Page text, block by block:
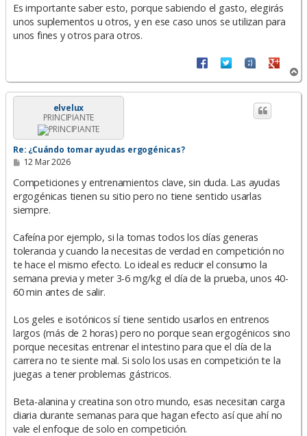
Es importante saber esto, porque sabiendo el gasto, elegirás
unos suplementos u otros, y en ese caso unos se utilizan para
unos fines y otros para otros.
r
r
elvelux
PRINCIPIANTE
Re: ¿Cuándo tomar ayudas ergogénicas?
M
n
s
a
j
12 Mar 2026
Competiciones y entrenamientos clave, sin duda. Las ayudas
ergogénicas tienen su sitio pero no tiene sentido usarlas
siempre.
Cafeína por ejemplo, si la tomas todos los días generas
tolerancia y cuando la necesitas de verdad en competición no
te hace el mismo efecto. Lo ideal es reducir el consumo la
semana previa y meter 3-6 mg/kg el día de la prueba, unos 40-
60 min antes de salir.
Los geles e isotónicos sí tiene sentido usarlos en entrenos
largos (más de 2 horas) pero no porque sean ergogénicos sino
porque necesitas entrenar el intestino para que el día de la
carrera no te siente mal. Si solo los usas en competición te la
juegas a tener problemas gástricos.
Beta-alanina y creatina son otro mundo, esas necesitan carga
diaria durante semanas para que hagan efecto así que ahí no
vale el enfoque de solo en competición.